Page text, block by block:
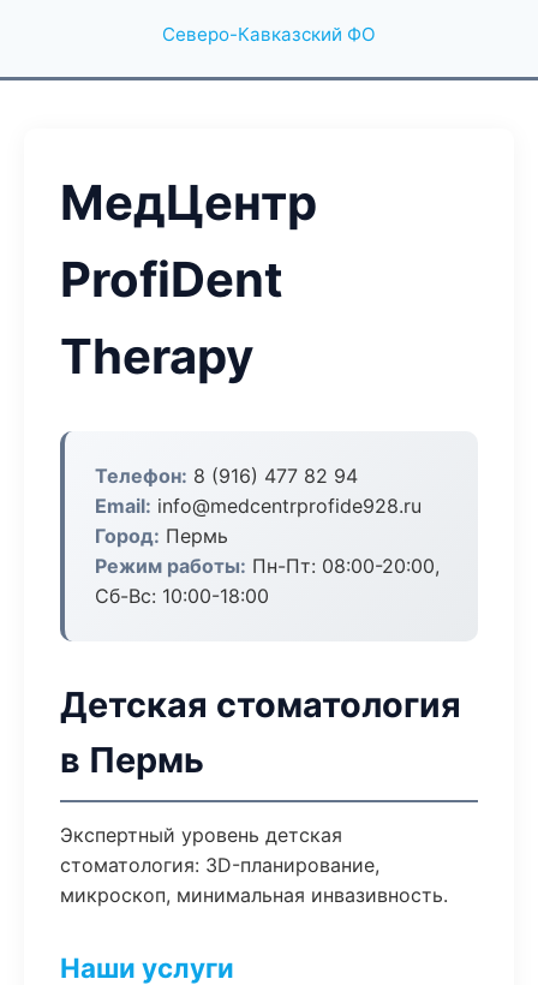
Северо-Кавказский ФО
МедЦентр
ProfiDent
Therapy
Телефон: 8 (916) 477 82 94
Email: info@medcentrprofide928.ru
Город: Пермь
Режим работы: Пн-Пт: 08:00-20:00,
Сб-Вс: 10:00-18:00
Детская стоматология
в Пермь
Экспертный уровень детская
стоматология: 3D-планирование,
микроскоп, минимальная инвазивность.
Наши услуги